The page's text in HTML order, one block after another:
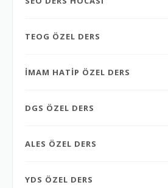
TEOG ÖZEL DERS
İMAM HATİP ÖZEL DERS
DGS ÖZEL DERS
ALES ÖZEL DERS
YDS ÖZEL DERS